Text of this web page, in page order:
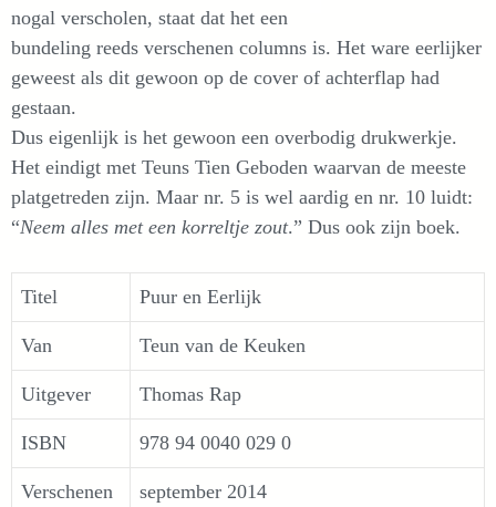
nogal verscholen, staat dat het een
bundeling reeds verschenen columns is. Het ware eerlijker
geweest als dit gewoon op de cover of achterflap had
gestaan.
Dus eigenlijk is het gewoon een overbodig drukwerkje.
Het eindigt met Teuns Tien Geboden waarvan de meeste
platgetreden zijn. Maar nr. 5 is wel aardig en nr. 10 luidt:
“Neem alles met een korreltje zout.” Dus ook zijn boek.
Titel Puur en Eerlijk
Van Teun van de Keuken
Uitgever Thomas Rap
ISBN 978 94 0040 029 0
Verschenen september 2014